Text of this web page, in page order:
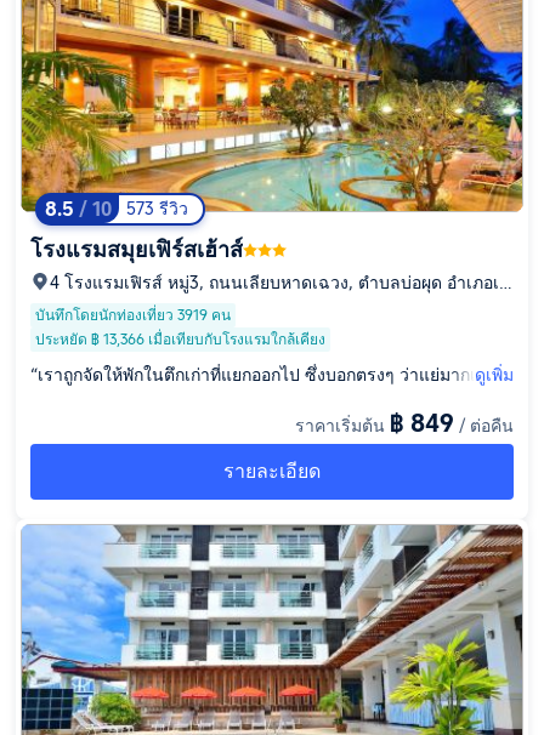
ต์ไม่มีต้องจอดข้างถนนซึ่งเป็นเนินขึ้นลงภูเขา ตัองระวังมาก”
8.5 / 10 573 รีวิว
โรงแรมสมุยเฟิร์สเฮ้าส์
4 โรงแรมเฟิรส์ หมู่3, ถนนเลียบหาดเฉวง, ตำบลบ่อผุด อำเภอเก
าะสมุย จังหวัดสุราษฏร์ธานี, ตำบลบ่อผุด, จังหวัดสุราษฎร์ธานี,
84320
บันทึกโดยนักท่องเที่ยว 3919 คน
ประหยัด ฿ 13,366 เมื่อเทียบกับโรงแรมใกล้เคียง
“เราถูกจัดให้พักในตึกเก่าที่แยกออกไป ซึ่งบอกตรงๆ ว่าแย่มากเหมือ
ดตัวและผ้าปูที่นอนก็มีคราบสกปรก แอร์เป่าตรงเตียง ปรับไม่ได้เลย
ากาศในห้องน้ำก็เสีย และเสียงจากภายนอกประตูห้องก็ดังเข้ามามา
นเช้า เราไปที่แผนกต้อนรับเพื่อขอเปลี่ยนห้อง และเพิ่มเงินเพื่ออัปเก
รดเป็นห้องดีลักซ์ในอาคารหลักที่มองเห็นสระว่ายน้ำ (ไม่รวมอาหา
รเช้า) อาหารเช้าของโรงแรมราคา 350 บาท แต่ใกล้ๆ กันตรงหัวมุ
มมีร้านอาหารเช้าชุดยอดเยี่ยม ราคาแค่ 129 บาท ที่นั่นมีรถฟอร์ดโ
บราณจอดอยู่ มีตัวเลือกมากมาย ชาวยุโรปส่วนใหญ่ก็ไปกินที่นั่นกัน
พื้นที่โรงแรมเล็ก สระว่ายน้ำก็เล็ก ในรูปภาพดูใหญ่โตอลังการกว่า
ความเป็นจริงมาก ทางเดินไปทะเลต้องเดินผ่านคลองเหม็นๆ ที่ชาย
หาดมีเก้าอี้ชายหาดของโรงแรมบริการ แต่ถ้าตื่นสายอาจจะไม่ได้นั่
ดูเพิ่ม
ราคาเริ่มต้น ฿ 849 / ต่อคืน
รายละเอียด